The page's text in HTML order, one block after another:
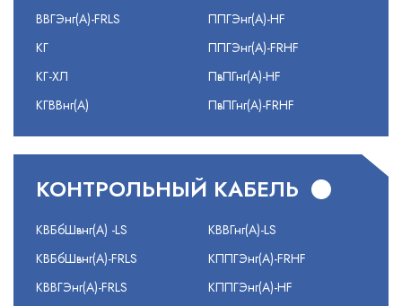
ВВГЭнг(А)-FRLS
КГ
КГ-ХЛ
КГВВнг(А)
ППГЭнг(А)-HF
ППГЭнг(А)-FRHF
ПвПГнг(А)-HF
ПвПГнг(А)-FRHF
КОНТРОЛЬНЫЙ КАБЕЛЬ
КВБбШвнг(А) -LS
КВБбШвнг(А)-FRLS
КВВГЭнг(А)-FRLS
КВВГнг(А)-LS
КППГЭнг(А)-FRHF
КППГЭнг(А)-HF